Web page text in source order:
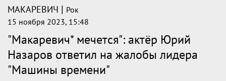
МАКАРЕВИЧ | Рок
15 ноября 2023, 15:48
"Макаревич* мечется": актёр Юрий
Назаров ответил на жалобы лидера
"Машины времени"